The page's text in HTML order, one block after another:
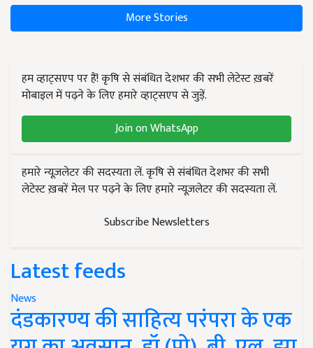
More Stories
हम व्हाट्सएप पर हैं! कृषि से संबंधित देशभर की सभी लेटेस्ट ख़बरें
मोबाइल में पढ़ने के लिए हमारे व्हाट्सएप से जुड़ें.
Join on WhatsApp
हमारे न्यूज़लेटर की सदस्यता लें. कृषि से संबंधित देशभर की सभी
लेटेस्ट ख़बरें मेल पर पढ़ने के लिए हमारे न्यूज़लेटर की सदस्यता लें.
Subscribe Newsletters
Latest feeds
News
दंडकारण्य की साहित्य परंपरा के एक